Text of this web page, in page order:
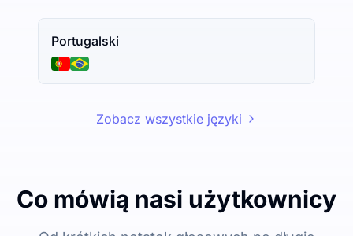
Portugalski
Zobacz wszystkie języki
Co mówią nasi użytkownicy